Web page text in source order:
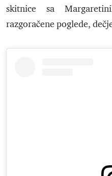
skitnice sa
razgoračene poglede,